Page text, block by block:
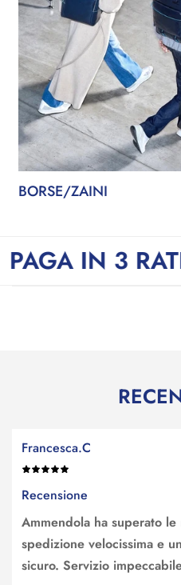
BORSE/ZAINI
3 RATE CON
Francesca.C
Recensione
Ammendola ha superato
spedizione velocissima e
sicuro. Servizio